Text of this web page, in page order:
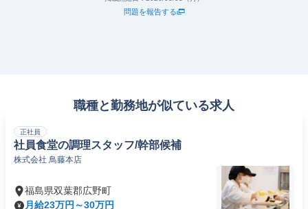
問題を報告する
職種と勤務地が似ている求人
正社員
社員食堂の調理スタッフ/幹部候補
株式会社 鳥藤本店
福島県双葉郡広野町
月給23万円～30万円